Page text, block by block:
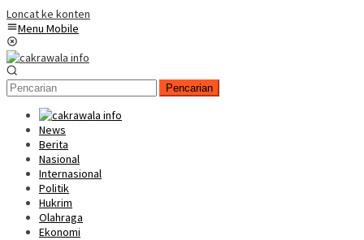
Loncat ke konten
Menu Mobile
Pencarian
News
Berita
Nasional
Internasional
Politik
Hukrim
Olahraga
Ekonomi